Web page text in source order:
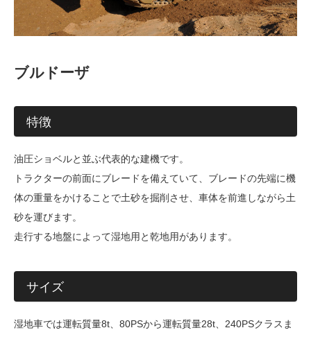
ブルドーザ
特徴
油圧ショベルと並ぶ代表的な建機です。
トラクターの前面にブレードを備えていて、ブレードの先端に機
体の重量をかけることで土砂を掘削させ、車体を前進しながら土
砂を運びます。
走行する地盤によって湿地用と乾地用があります。
サイズ
湿地車では運転質量8t、80PSから運転質量28t、240PSクラスま